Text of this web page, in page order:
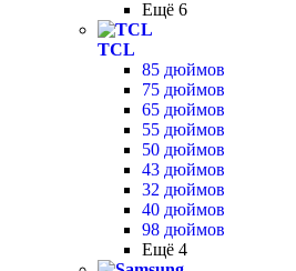
Ещё 6
TCL
85 дюймов
75 дюймов
65 дюймов
55 дюймов
50 дюймов
43 дюймов
32 дюймов
40 дюймов
98 дюймов
Ещё 4